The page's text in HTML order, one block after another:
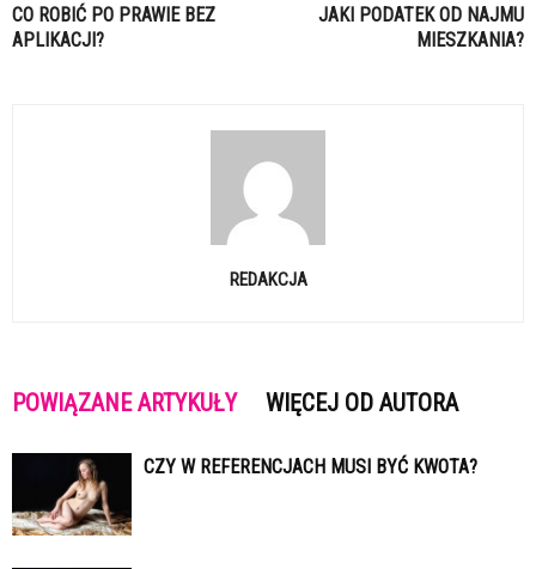
CO ROBIĆ PO PRAWIE BEZ
APLIKACJI?
JAKI PODATEK OD NAJMU
MIESZKANIA?
REDAKCJA
POWIĄZANE ARTYKUŁY WIĘCEJ OD AUTORA
CZY W REFERENCJACH MUSI BYĆ KWOTA?